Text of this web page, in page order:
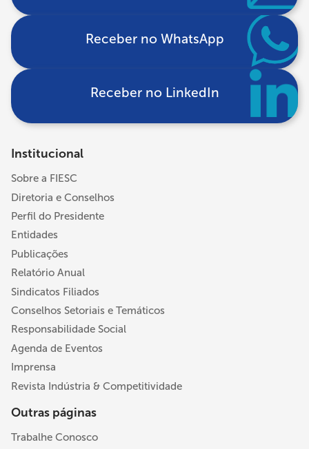
Receber no WhatsApp
Receber no LinkedIn
Institucional
Sobre a FIESC
Diretoria e Conselhos
Perfil do Presidente
Entidades
Publicações
Relatório Anual
Sindicatos Filiados
Conselhos Setoriais e Temáticos
Responsabilidade Social
Agenda de Eventos
Imprensa
Revista Indústria & Competitividade
Outras páginas
Trabalhe Conosco